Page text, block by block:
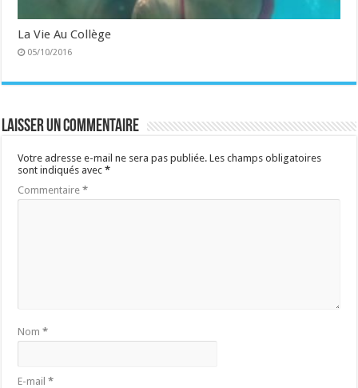
La Vie Au Collège
05/10/2016
Laisser un commentaire
Votre adresse e-mail ne sera pas publiée. Les champs obligatoires
sont indiqués avec*
Commentaire*
Nom*
E-mail*